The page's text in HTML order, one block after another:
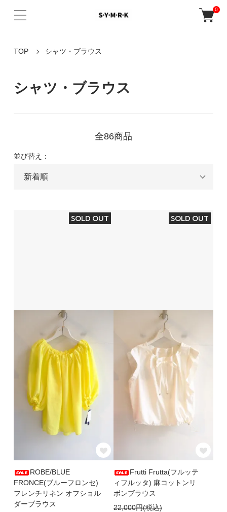
0
TOP シャツ・ブラウス
シャツ・ブラウス
全86商品
並び替え：
SOLD OUT
ROBE/BLUE
FRONCE(ブルーフロンセ)
フレンチリネン オフショル
ダーブラウス
SOLD OUT
Frutti Frutta(フルッテ
ィフルッタ) 麻コットンリ
ボンブラウス
22,000円(税込)